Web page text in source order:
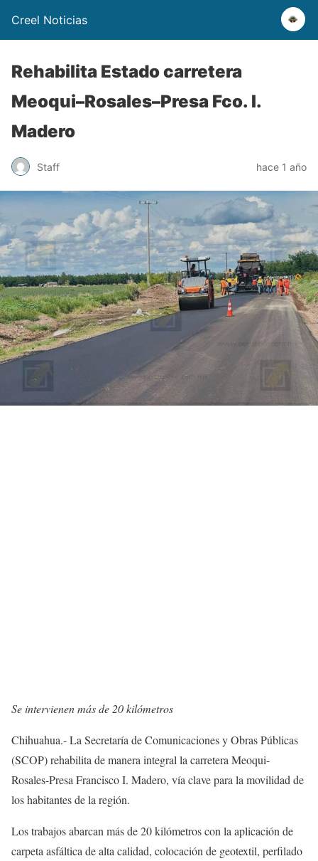
Creel Noticias
Rehabilita Estado carretera
Meoqui–Rosales–Presa Fco. I.
Madero
Staff hace 1 año
Se intervienen más de 20 kilómetros
Chihuahua.- La Secretaría de Comunicaciones y Obras Públicas
(SCOP) rehabilita de manera integral la carretera Meoqui-
Rosales-Presa Francisco I. Madero, vía clave para la movilidad de
los habitantes de la región.
Los trabajos abarcan más de 20 kilómetros con la aplicación de
carpeta asfáltica de alta calidad, colocación de geotextil, perfilado